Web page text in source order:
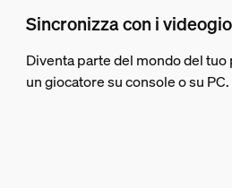
Sincronizza con i
Diventa parte del mondo del
un giocatore su console o su PC.